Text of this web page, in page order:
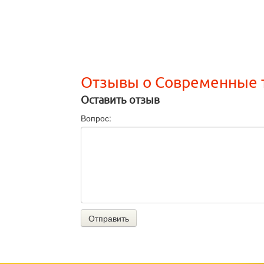
Отзывы о Современные
Оставить отзыв
Вопрос:
Отправить